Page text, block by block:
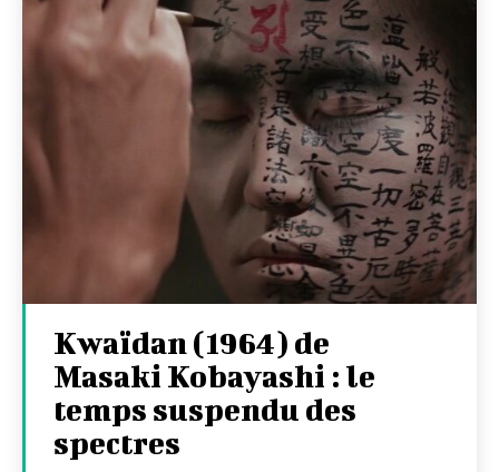
Kwaïdan (1964) de
Masaki Kobayashi : le
temps suspendu des
spectres